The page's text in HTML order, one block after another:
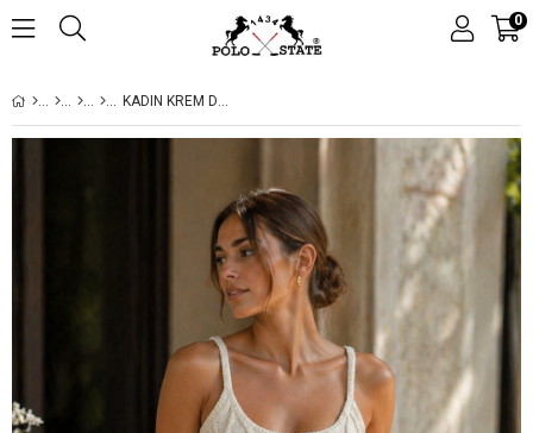
0
KADIN KREM DOKULU ASKILI TRIKO CROP BLUZ – YAZLIK FIT